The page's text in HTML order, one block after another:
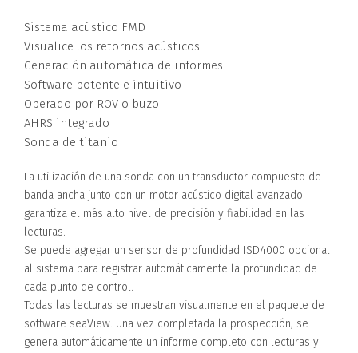
Sistema acústico FMD
Visualice los retornos acústicos
Generación automática de informes
Software potente e intuitivo
Operado por ROV o buzo
AHRS integrado
Sonda de titanio
La utilización de una sonda con un transductor compuesto de
banda ancha junto con un motor acústico digital avanzado
garantiza el más alto nivel de precisión y fiabilidad en las
lecturas.
Se puede agregar un sensor de profundidad ISD4000 opcional
al sistema para registrar automáticamente la profundidad de
cada punto de control.
Todas las lecturas se muestran visualmente en el paquete de
software seaView. Una vez completada la prospección, se
genera automáticamente un informe completo con lecturas y